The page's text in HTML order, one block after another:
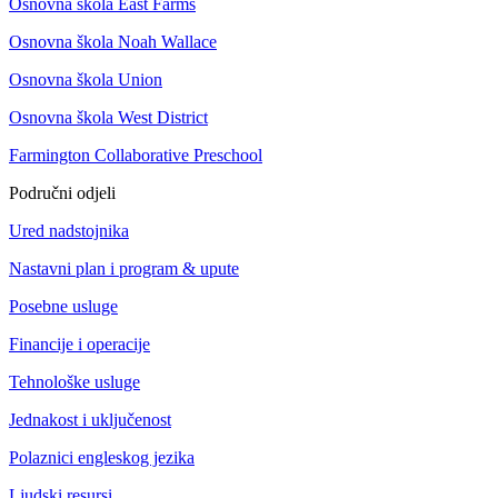
Osnovna škola East Farms
Osnovna škola Noah Wallace
Osnovna škola Union
Osnovna škola West District
Farmington Collaborative Preschool
Područni odjeli
Ured nadstojnika
Nastavni plan i program & upute
Posebne usluge
Financije i operacije
Tehnološke usluge
Jednakost i uključenost
Polaznici engleskog jezika